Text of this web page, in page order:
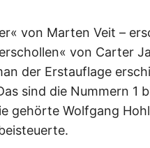
von Marten Veit –
von Carter
der Erstauflage
sind die Nummern 1
gehörte Wolfgang